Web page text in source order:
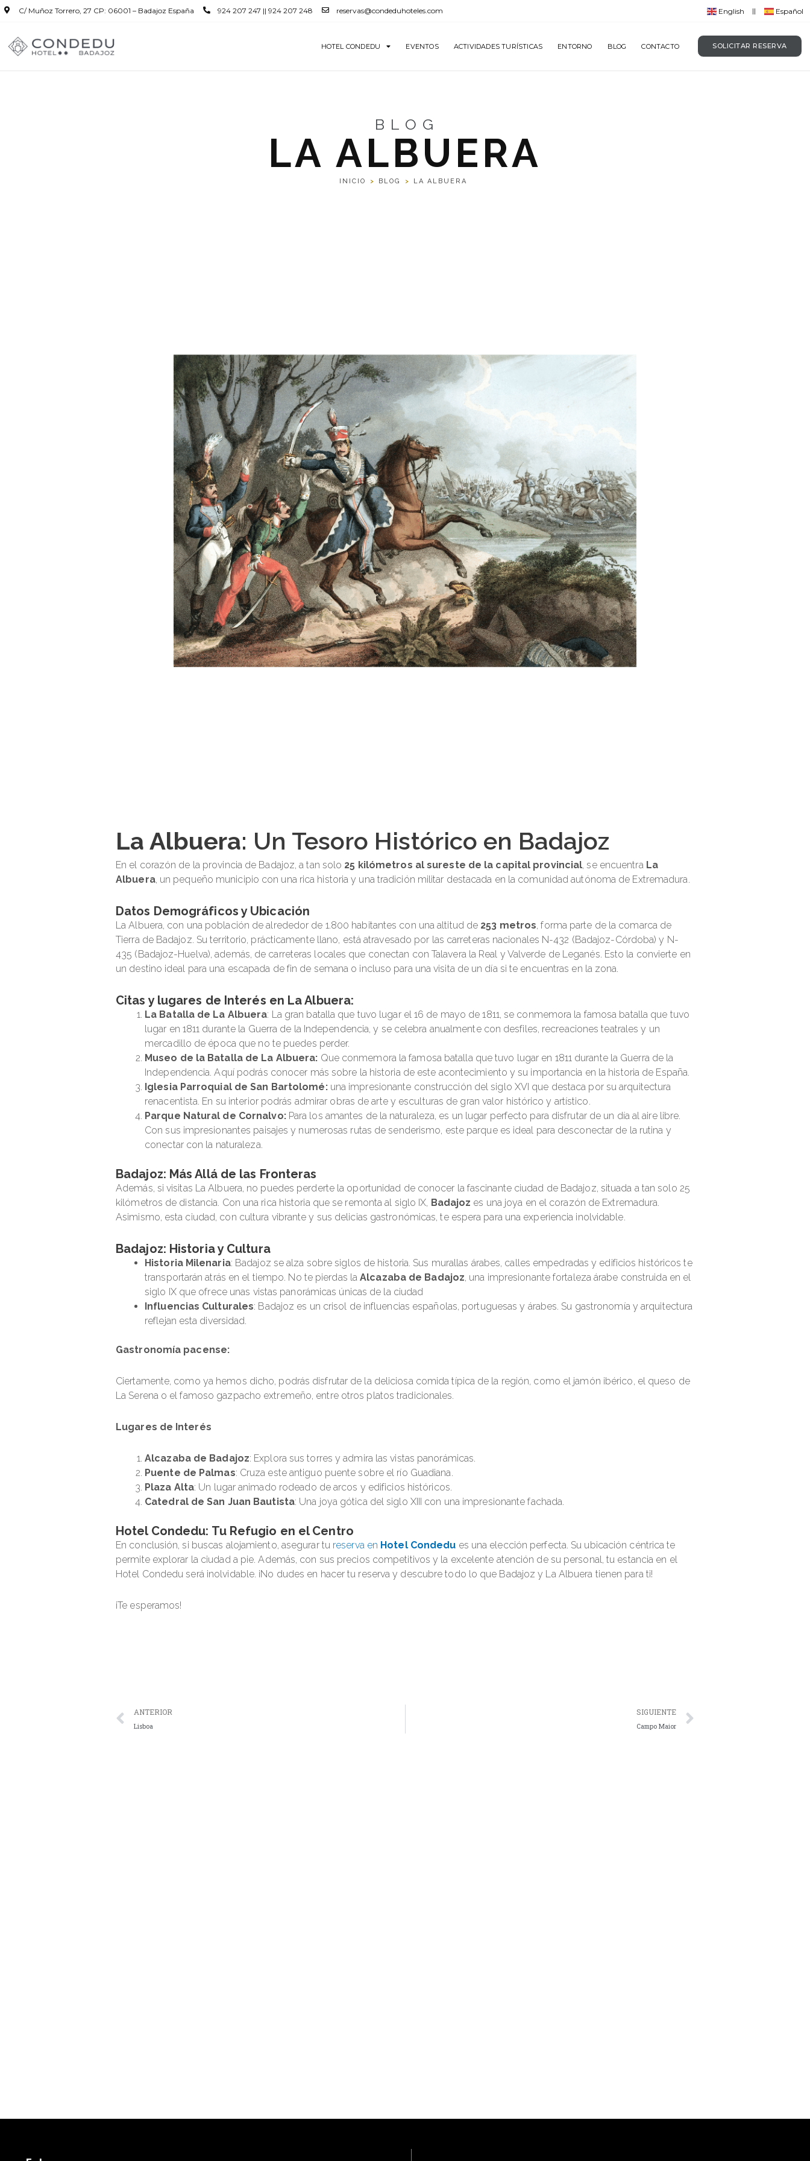
C/ Muñoz Torrero, 27 CP: 06001 – Badajoz España 924 207 247 || 924 207 248 reservas@condeduhoteles.com English Español
HOTEL CONDEDU EVENTOS ACTIVIDADES TURÍSTICAS ENTORNO BLOG CONTACTO SOLICITAR RESERVA
BLOG
LA ALBUERA
INICIO > BLOG > LA ALBUERA
La Albuera: Un Tesoro Histórico en Badajoz
En el corazón de la provincia de Badajoz, a tan solo 25 kilómetros al sureste de la capital provincial, se encuentra La
Albuera, un pequeño municipio con una rica historia y una tradición militar destacada en la comunidad autónoma de Extremadura.
Datos Demográficos y Ubicación
La Albuera, con una población de alrededor de 1.800 habitantes con una altitud de 253 metros, forma parte de la comarca de
Tierra de Badajoz. Su territorio, prácticamente llano, está atravesado por las carreteras nacionales N-432 (Badajoz-Córdoba) y N-
435 (Badajoz-Huelva), además, de carreteras locales que conectan con Talavera la Real y Valverde de Leganés. Esto la convierte en
un destino ideal para una escapada de fin de semana o incluso para una visita de un día si te encuentras en la zona.
Citas y lugares de Interés en La Albuera:
La Batalla de La Albuera: La gran batalla que tuvo lugar el 16 de mayo de 1811, se conmemora la famosa batalla que tuvo
lugar en 1811 durante la Guerra de la Independencia, y se celebra anualmente con desfiles, recreaciones teatrales y un
mercadillo de época que no te puedes perder.
Museo de la Batalla de La Albuera: Que conmemora la famosa batalla que tuvo lugar en 1811 durante la Guerra de la
Independencia. Aquí podrás conocer más sobre la historia de este acontecimiento y su importancia en la historia de España.
Iglesia Parroquial de San Bartolomé:una impresionante construcción del siglo XVI que destaca por su arquitectura
renacentista. En su interior podrás admirar obras de arte y esculturas de gran valor histórico y artístico.
Parque Natural de Cornalvo:Para los amantes de la naturaleza, es un lugar perfecto para disfrutar de un día al aire libre.
Con sus impresionantes paisajes y numerosas rutas de senderismo, este parque es ideal para desconectar de la rutina y
conectar con la naturaleza.
Badajoz: Más Allá de las Fronteras
Además, si visitas La Albuera, no puedes perderte la oportunidad de conocer la fascinante ciudad de Badajoz, situada a tan solo 25
kilómetros de distancia. Con una rica historia que se remonta al siglo IX, Badajoz es una joya en el corazón de Extremadura.
Asimismo, esta ciudad, con cultura vibrante y sus delicias gastronómicas, te espera para una experiencia inolvidable.
Badajoz: Historia y Cultura
Historia Milenaria: Badajoz se alza sobre siglos de historia. Sus murallas árabes, calles empedradas y edificios históricos te
transportarán atrás en el tiempo. No te pierdas laAlcazaba de Badajoz, una impresionante fortaleza árabe construida en el
siglo IX que ofrece unas vistas panorámicas únicas de la ciudad
Influencias Culturales: Badajoz es un crisol de influencias españolas, portuguesas y árabes. Su gastronomía y arquitectura
reflejan esta diversidad.
Gastronomía pacense:
Ciertamente, como ya hemos dicho, podrás disfrutar de la deliciosa comida típica de la región, como el jamón ibérico, el queso de
La Serena o el famoso gazpacho extremeño, entre otros platos tradicionales.
Lugares de Interés
Alcazaba de Badajoz: Explora sus torres y admira las vistas panorámicas.
Puente de Palmas: Cruza este antiguo puente sobre el río Guadiana.
Plaza Alta: Un lugar animado rodeado de arcos y edificios históricos.
Catedral de San Juan Bautista: Una joya gótica del siglo XIII con una impresionante fachada.
Hotel Condedu: Tu Refugio en el Centro
En conclusión, si buscas alojamiento, asegurar tu reserva en Hotel Condedu es una elección perfecta. Su ubicación céntrica te
permite explorar la ciudad a pie. Además, con sus precios competitivos y la excelente atención de su personal, tu estancia en el
Hotel Condedu será inolvidable. ¡No dudes en hacer tu reserva y descubre todo lo que Badajoz y La Albuera tienen para ti!
¡Te esperamos!
ANTERIOR
Lisboa
SIGUIENTE
Campo Maior